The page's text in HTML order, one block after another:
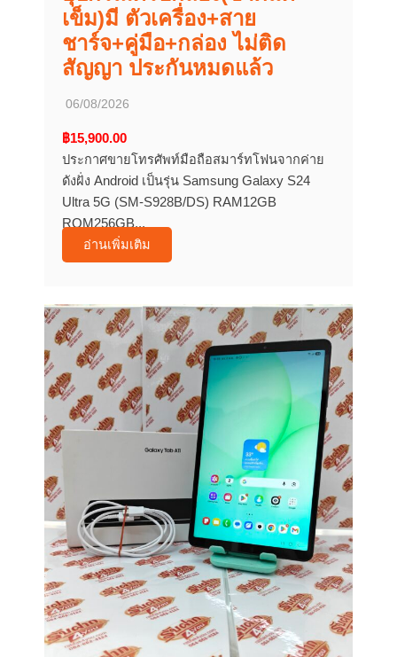
เข็ม)มี ตัวเครื่อง+สาย
ชาร์จ+คู่มือ+กล่อง ไม่ติด
สัญญา ประกันหมดแล้ว
06/08/2026
฿15,900.00
ประกาศขายโทรศัพท์มือถือสมาร์ทโฟนจากค่าย
ดังฝั่ง Android เป็นรุ่น Samsung Galaxy S24
Ultra 5G (SM-S928B/DS) RAM12GB
ROM256GB...
อ่านเพิ่มเติม